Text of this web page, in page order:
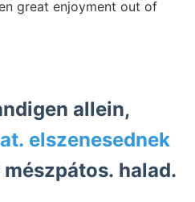
great enjoyment out of
allein,
elszenesednek
halad.